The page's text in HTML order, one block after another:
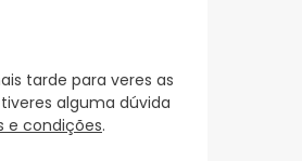
tarde para veres as
alguma dúvida
e condições.